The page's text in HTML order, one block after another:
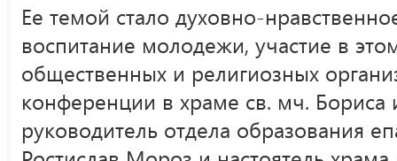
Ее темой стало духовно-
воспитание молодежи, участие в
общественных и религиозных
конференции в храме св. мч. Бориса
руководитель отдела образования